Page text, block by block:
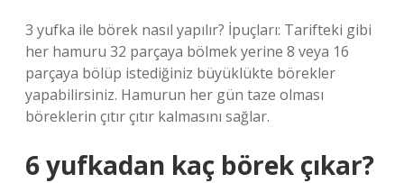
3 yufka ile börek nasıl yapılır? İpuçları: Tarifteki gibi
her hamuru 32 parçaya bölmek yerine 8 veya 16
parçaya bölüp istediğiniz büyüklükte börekler
yapabilirsiniz. Hamurun her gün taze olması
böreklerin çıtır çıtır kalmasını sağlar.
6 yufkadan kaç börek çıkar?